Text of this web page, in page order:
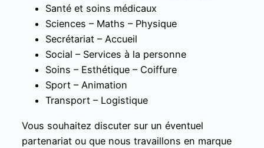
Santé et soins médicaux
Sciences – Maths – Physique
Secrétariat – Accueil
Social – Services à la personne
Soins – Esthétique – Coiffure
Sport – Animation
Transport – Logistique
Vous souhaitez discuter sur un éventuel
partenariat ou que nous travaillons en marque